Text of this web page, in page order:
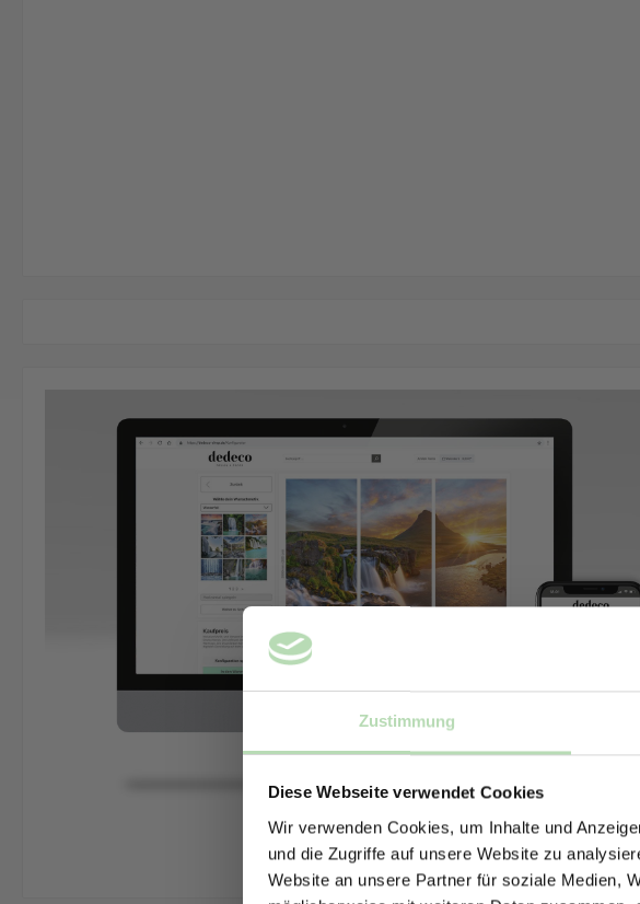
Zustimmung
Diese Webseite verwendet Cookies
Wir verwenden Cookies, um Inhalte und
und die Zugriffe auf unsere Website zu
Website an unsere Partner für soziale Medien,